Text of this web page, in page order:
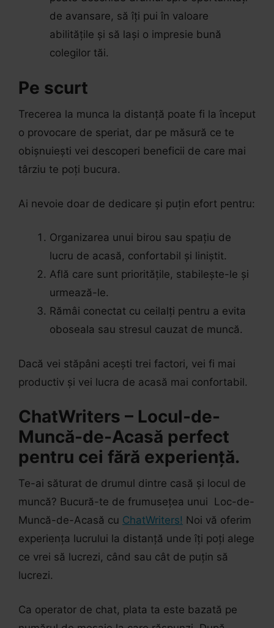
de avansare, să îți pui în valoare
abilitățile și să lași o impresie bună
colegilor tăi.
Pe scurt
Trecerea la munca la distanță poate fi la început
o provocare de speriat, dar pe măsură ce te
obișnuiești vei descoperi beneficii de care mai
târziu te poți bucura.
Ai nevoie doar de dedicare și puțin efort pentru:
Organizarea unui birou sau spațiu de
lucru de acasă, confortabil și liniștit.
Află care sunt prioritățile, stabilește-le și
urmează-le.
Rămâi conectat cu ceilalți pentru a evita
oboseala sau stresul cauzat de muncă.
Dacă vei stăpâni acești trei factori, vei fi mai
productiv și vei lucra de acasă mai confortabil.
ChatWriters – Locul-de-
Muncă-de-Acasă perfect
pentru cei fără experiență.
Te-ai săturat de drumul dintre casă și locul de
muncă? Bucură-te de frumusețea unui Loc-de-
Muncă-de-Acasă cu ChatWriters! Noi vă oferim
experiența lucrului la distanță unde îți poți alege
ce vrei să lucrezi, când sau cât de puțin să
lucrezi.
Ca operator de chat, plata ta este bazată pe